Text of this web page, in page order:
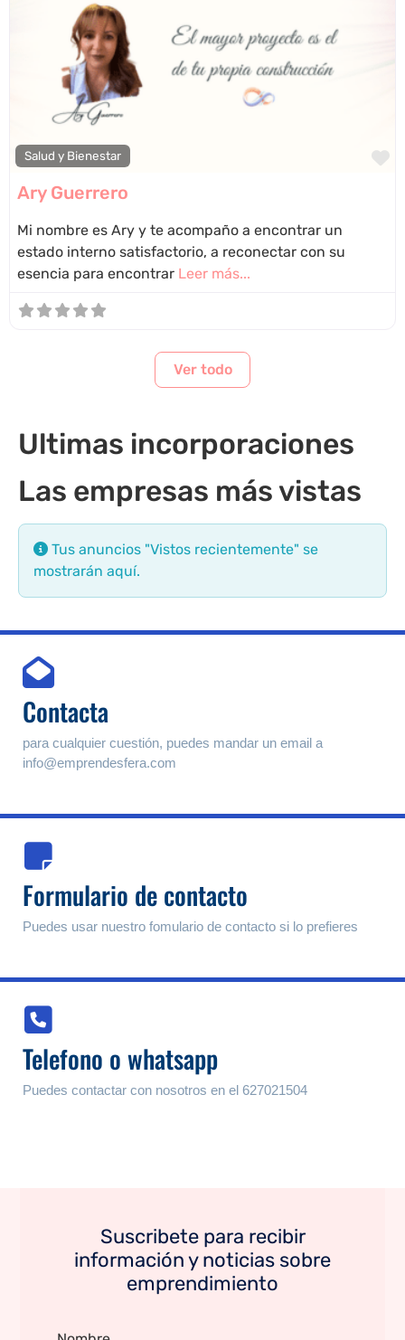
Salud y Bienestar
Ary Guerrero
Mi nombre es Ary y te acompaño a encontrar un
estado interno satisfactorio, a reconectar con su
esencia para encontrar Leer más...
Ver todo
Ultimas incorporaciones
Las empresas más vistas
Tus anuncios "Vistos recientemente" se
mostrarán aquí.
Contacta
para cualquier cuestión, puedes mandar un email a
info@emprendesfera.com
Formulario de contacto
Puedes usar nuestro fomulario de contacto si lo prefieres
Telefono o whatsapp
Puedes contactar con nosotros en el 627021504
Suscribete para recibir
información y noticias sobre
emprendimiento